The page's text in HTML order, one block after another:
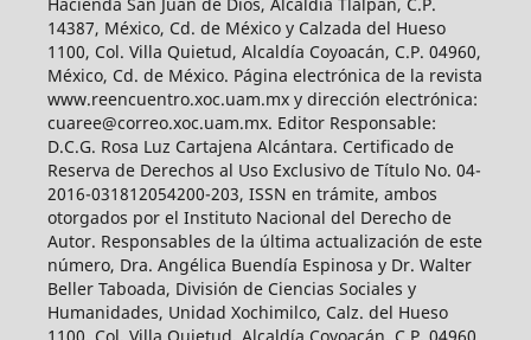
14387, México, Cd. de México y Calzada del Hueso
1100, Col. Villa Quietud, Alcaldía Coyoacán, C.P. 04960,
México, Cd. de México. Página electrónica de la revista
www.reencuentro.xoc.uam.mx y dirección electrónica:
cuaree@correo.xoc.uam.mx. Editor Responsable:
D.C.G. Rosa Luz Cartajena Alcántara. Certificado de
Reserva de Derechos al Uso Exclusivo de Título No. 04-
2016-031812054200-203, ISSN en trámite, ambos
otorgados por el Instituto Nacional del Derecho de
Autor. Responsables de la última actualización de este
número, Dra. Angélica Buendía Espinosa y Dr. Walter
Beller Taboada, División de Ciencias Sociales y
Humanidades, Unidad Xochimilco, Calz. del Hueso